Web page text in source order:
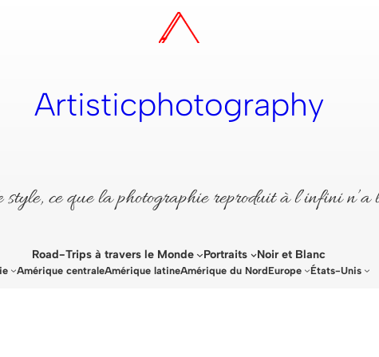
Artisticphotography
ce que la photographie reproduit à l’infini n’a
Road-Trips à travers le Monde Portraits Noir et Blanc
Amérique centraleAmérique latineAmérique du NordEurope États-Unis